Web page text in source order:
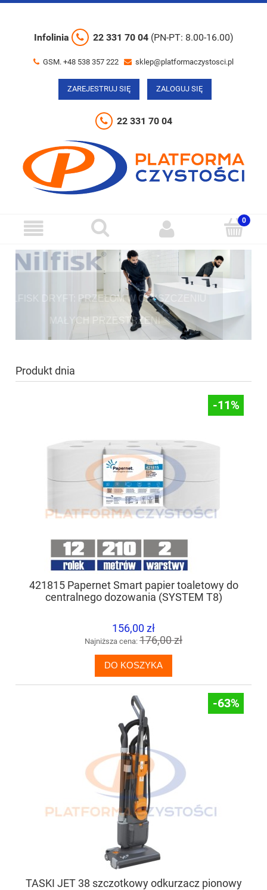
Infolinia 22 331 70 04 (PN-PT: 8.00-16.00)
GSM. +48 538 357 222 sklep@platformaczystosci.pl
ZAREJESTRUJ SIĘ ZALOGUJ SIĘ
22 331 70 04
NILFISK DRYFT: PRZEŁOM W CZYSZCZENIU
MAŁYCH PRZESTRZENI
Produkt dnia
-11%
421815 Papernet Smart papier toaletowy do
centralnego dozowania (SYSTEM T8)
156,00 zł
Najniższa cena: 176,00 zł
DO KOSZYKA
-63%
TASKI JET 38 szczotkowy odkurzacz pionowy